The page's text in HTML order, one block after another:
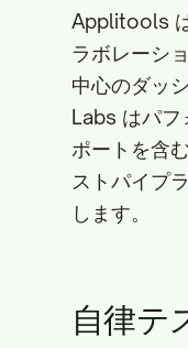
Applitools
ラボレーシ
中心のダッ
Labs はパフ
ポートを含
ストパイプ
します。
自律テ